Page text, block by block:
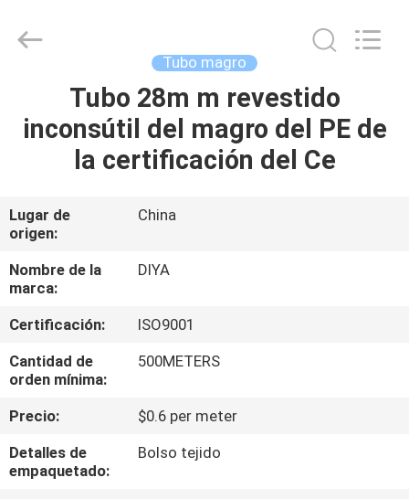
HOGAR
PRODUCTOS
SOBRE
NOSOTROS
VIAJE
DE
LA
CONTROL
DE
Tubo magro
Tubo 28m m revestido
inconsútil del magro del PE de
la certificación del Ce
Lugar de
origen:
China
Nombre de la
marca:
DIYA
Certificación:
ISO9001
Cantidad de
orden mínima:
500METERS
Precio:
$0.6 per meter
Detalles de
empaquetado:
Bolso tejido